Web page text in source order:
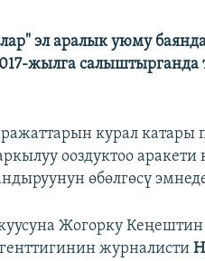
эл аралык уюму
жылга салыштырганда
курал катары
ооздуктоо аракети
өбөлгөсү
Жогорку
журналисти